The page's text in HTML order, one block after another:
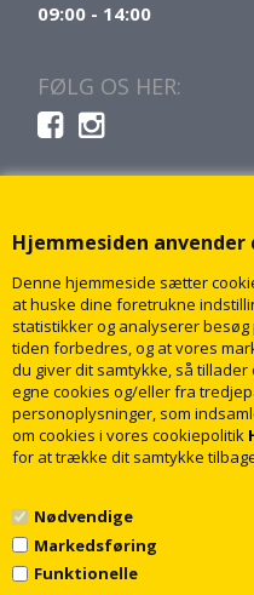
Hjemmesiden anvender
Denne hjemmeside sætter
at huske dine foretrukne
statistikker og analyserer
tiden forbedres, og at vores
du giver dit samtykke, så
egne cookies og/eller fra
personoplysninger, som
om cookies i vores cookiepolitik
for at trække dit samtykke
Nødvendige
Markedsføring
Funktionelle
09:00 - 14:00
FØLG OS HER: